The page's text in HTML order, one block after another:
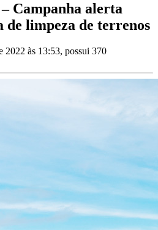
Campanha alerta
limpeza de terrenos
2022 às 13:53, possui 370